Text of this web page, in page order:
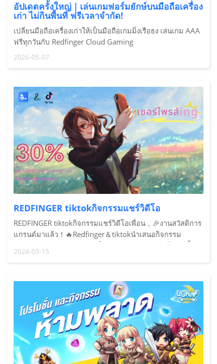
อัปเดตครั้งใหญ่｜เล่นเกมฟอร์มยักษ์บนมือถือเครื่อง
เก่า ไม่กินพื้นที่ ฟรีเวลาจำกัด!
เปลี่ยนมือถือเครื่องเก่าให้เป็นมือถือเกมมิ่งเรือธง เล่นเกม AAA
ฟรีทุกวันกับ Redfinger Cloud Gaming
2026-05-07
REDFINGER tiktokกิจกรรมแชร์วิดีโอ
REDFINGER tiktokกิจกรรมแชร์วิดีโอเพื่อน，🎉งานสวัสดิการ
แกรนด์มาแล้ว！🔥Redfinger＆tiktokนำเสนอกิจกรรม
สร้างสรรค์ใหม่และสิทธิประโยชน์มากมายในฤดูใบไม้ผลินี้
🎁！🌸🎉การเล่นกิจกรรม✨： 1️⃣หยิบมือถือขึ้นมาถ่า
2024-03-15